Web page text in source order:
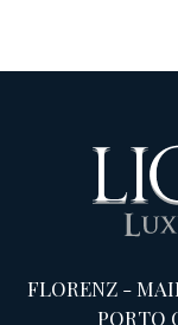
FLORENZ -
PORTO